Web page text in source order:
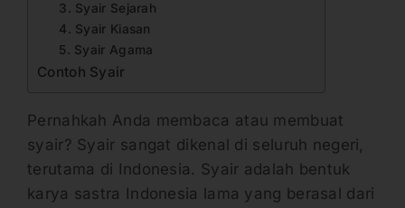
3. Syair Sejarah
4. Syair Kiasan
5. Syair Agama
Contoh Syair
Pernahkah Anda membaca atau membuat
syair? Syair sangat dikenal di seluruh negeri,
terutama di Indonesia. Syair adalah bentuk
karya sastra Indonesia lama yang berasal dari